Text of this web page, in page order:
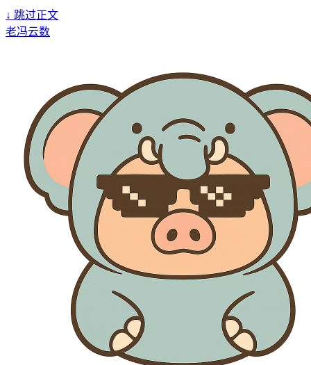
↓ 跳过正文
老冯云数